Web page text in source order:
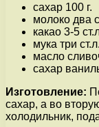
сахар 100 г.
молоко два
какао 3-5
мука три ст.л.
масло
сахар
Изготовление:
сахар, а во
холодильник,